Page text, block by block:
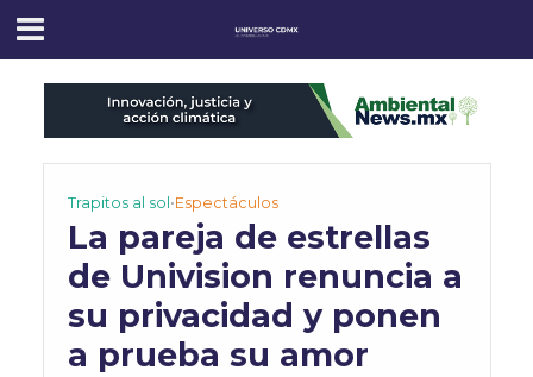
Trapitos al sol •Espectáculos
La pareja de estrellas
de Univision renuncia a
su privacidad y ponen
a prueba su amor